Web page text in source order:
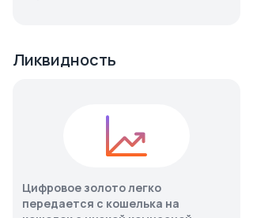
Ликвидность
Цифровое золото легко
передается с кошелька на